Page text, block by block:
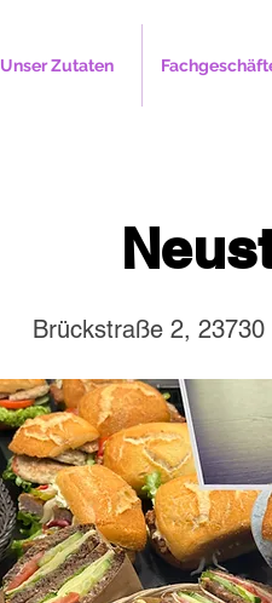
Unser Zutaten
Brückstraße 2,